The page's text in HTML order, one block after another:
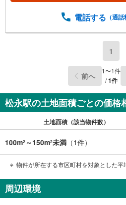
電話する （通
1
前へ 1〜1件
/1件
松永駅の土地面積ごとの価格
土地面積（該当物件数）
100m2 ～150m2未満 （1件）
物件が所在する市区町村を対象とした平
周辺環境